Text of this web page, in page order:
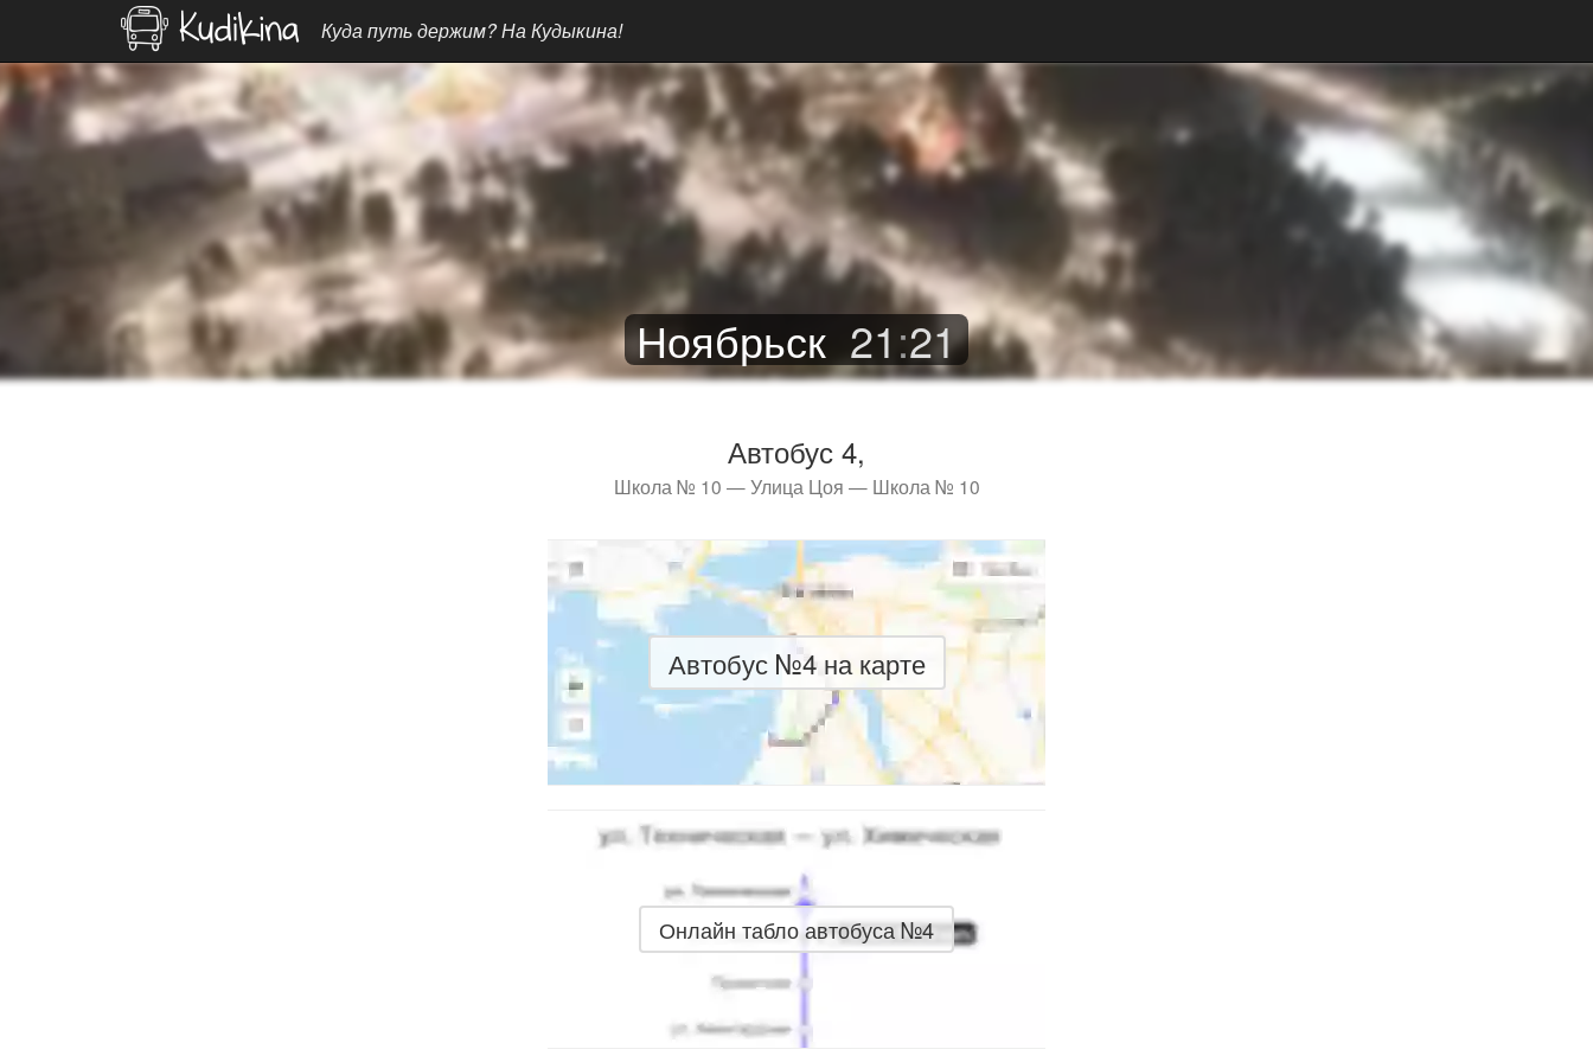
Куда путь держим? На Кудыкина!
Ноябрьск 21:21
Автобус 4,
Школа № 10 — Улица Цоя — Школа № 10
Автобус №4 на карте
Онлайн табло автобуса №4